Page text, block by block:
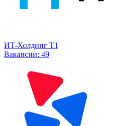
ИТ-Холдинг Т1
Вакансии: 49